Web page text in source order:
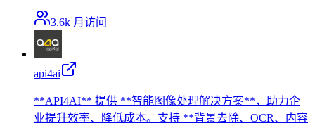
3.6k 月访问
api4ai
**API4AI** 提供 **智能图像处理解决方案**，助力企
业提升效率、降低成本。支持 **背景去除、OCR、内容